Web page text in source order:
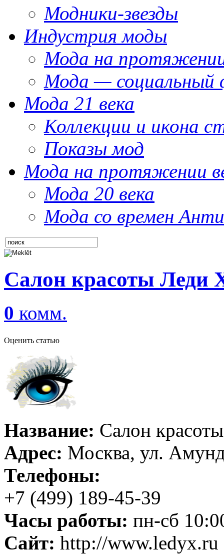
Модники-звезды
Индустрия моды
Мода на
Мода — социальный
Мода 21 века
Коллекции и икона
Показы мод
Мода на протяжении
Мода 20 века
Мода со времен
Салон красоты Леди
0 комм.
Оценить статью
Название: Салон
Адрес: Москва, ул.
Телефоны:
+7 (499) 189-45-39
Часы работы: пн-сб
Сайт: http://www.ledyx.ru